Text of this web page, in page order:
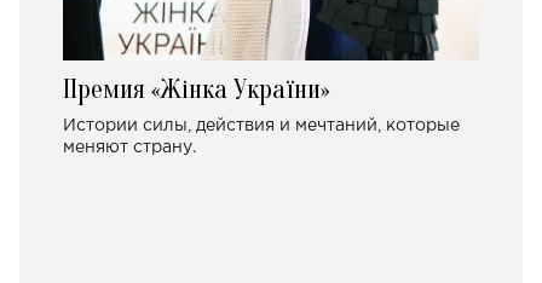
Премия «Жінка України»
Истории силы, действия и мечтаний, которые
меняют страну.